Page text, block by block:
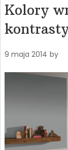
Kolory
9 maja 2014 by